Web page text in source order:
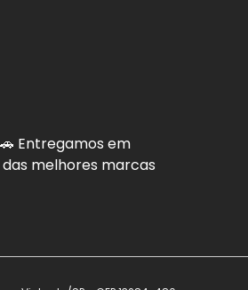
Entregamos em
melhores marcas